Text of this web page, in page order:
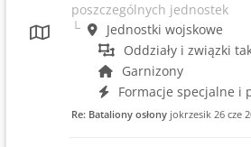
poszczególnych jednostek
Jednostki wojskowe
Oddziały i związki
Garnizony
Formacje specjalne i
Re: Bataliony osłony jokrzesik 26 cze